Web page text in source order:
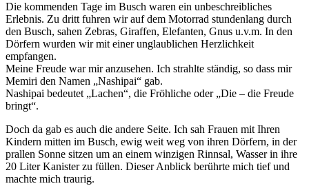
Die kommenden Tage im Busch waren ein unbeschreibliches
Erlebnis. Zu dritt fuhren wir auf dem Motorrad stundenlang durch
den Busch, sahen Zebras, Giraffen, Elefanten, Gnus u.v.m. In den
Dörfern wurden wir mit einer unglaublichen Herzlichkeit
empfangen.
Meine Freude war mir anzusehen. Ich strahlte ständig, so dass mir
Memiri den Namen „Nashipai“ gab.
Nashipai bedeutet „Lachen“, die Fröhliche oder „Die – die Freude
bringt“.
Doch da gab es auch die andere Seite. Ich sah Frauen mit Ihren
Kindern mitten im Busch, ewig weit weg von ihren Dörfern, in der
prallen Sonne sitzen um an einem winzigen Rinnsal, Wasser in ihre
20 Liter Kanister zu füllen. Dieser Anblick berührte mich tief und
machte mich traurig.